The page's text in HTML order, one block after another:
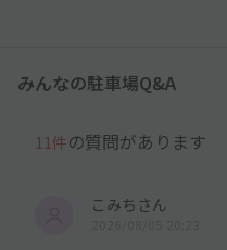
みんなの駐車場Q&A
11件の質問があります
こみちさん